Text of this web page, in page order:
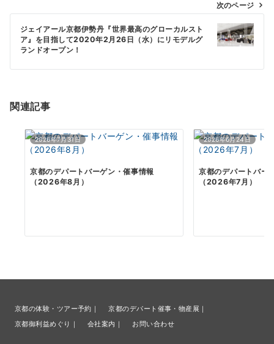
ゲ
ー
シ
ョ
次のページ
ジェイアール京都伊勢丹『世界最高のグローカルスト
ア』を目指して2020年2月26日（水）にリモデルグ
ランドオープン！
関連記事
2026年7月31日
京都のデパートバーゲン・催事情報
（2026年8月）
2026年6月24日
京都のデパートバー
（2026年7月）
京都の体験・ツアー予約｜
京都のデパート催事・物産展｜
京都御利益めぐり｜
会社案内｜ お問い合わせ